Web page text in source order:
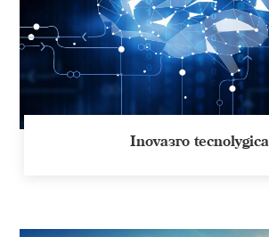
Inovação tecnológica